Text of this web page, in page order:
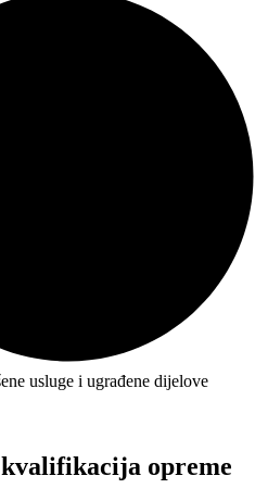
usluge i ugrađene dijelove
opreme